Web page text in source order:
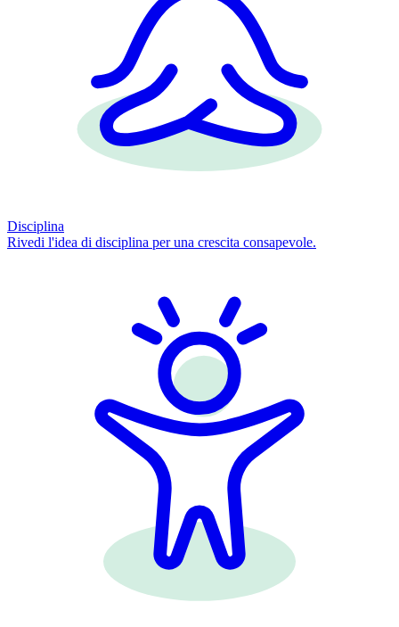
Disciplina
Rivedi l'idea di disciplina per una crescita consapevole.